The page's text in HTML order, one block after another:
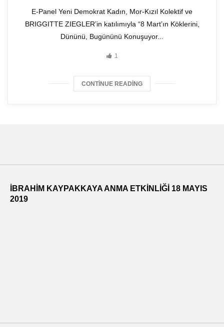
E-Panel Yeni Demokrat Kadın, Mor-Kızıl Kolektif ve
BRIGGITTE ZIEGLER’in katılımıyla “8 Mart’ın Köklerini,
Dününü, Bugününü Konuşuyor...
1
CONTINUE READING
İBRAHİM KAYPAKKAYA ANMA ETKİNLİĞİ 18 MAYIS
2019